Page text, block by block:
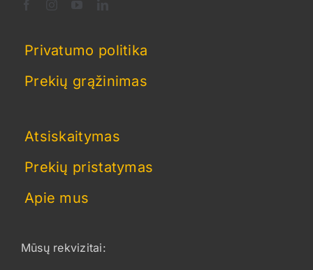
Privatumo politika
Prekių grąžinimas
Atsiskaitymas
Prekių pristatymas
Apie mus
Mūsų rekvizitai: